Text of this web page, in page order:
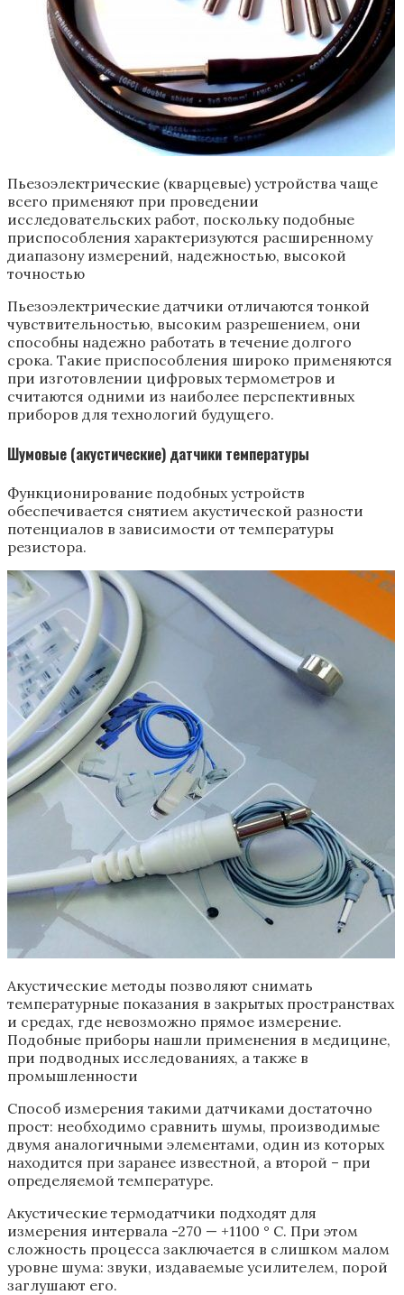
Пьезоэлектрические (кварцевые) устройства чаще
всего применяют при проведении
исследовательских работ, поскольку подобные
приспособления характеризуются расширенному
диапазону измерений, надежностью, высокой
точностью
Пьезоэлектрические датчики отличаются тонкой
чувствительностью, высоким разрешением, они
способны надежно работать в течение долгого
срока. Такие приспособления широко применяются
при изготовлении цифровых термометров и
считаются одними из наиболее перспективных
приборов для технологий будущего.
Шумовые (акустические) датчики температуры
Функционирование подобных устройств
обеспечивается снятием акустической разности
потенциалов в зависимости от температуры
резистора.
Акустические методы позволяют снимать
температурные показания в закрытых пространствах
и средах, где невозможно прямое измерение.
Подобные приборы нашли применения в медицине,
при подводных исследованиях, а также в
промышленности
Способ измерения такими датчиками достаточно
прост: необходимо сравнить шумы, производимые
двумя аналогичными элементами, один из которых
находится при заранее известной, а второй – при
определяемой температуре.
Акустические термодатчики подходят для
измерения интервала -270 — +1100 ° С. При этом
сложность процесса заключается в слишком малом
уровне шума: звуки, издаваемые усилителем, порой
заглушают его.